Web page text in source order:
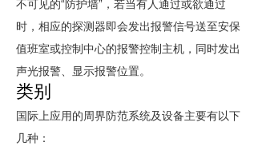
不可见的“ 防护墙” ，若当有人通过或欲通过
时，相应的探测器即会发出报警信号送至安保
值班室或控制中心的报警控制主机，同时发出
声光报警、显示报警位置。
类别
国际上应用的周界防范系统及设备主要有以下
几种：